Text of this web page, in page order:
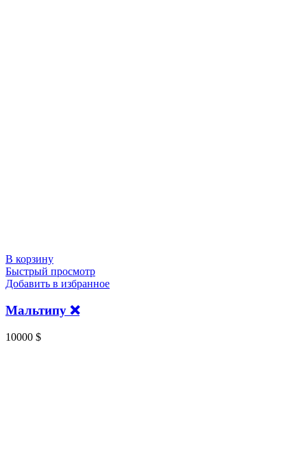
В корзину
Быстрый просмотр
Добавить в избранное
Мальтипу ❌
10000 $